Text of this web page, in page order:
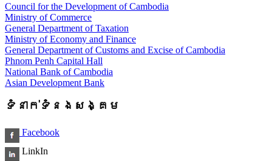
Council for the Development of Cambodia
Ministry of Commerce
General Department of Taxation
Ministry of Economy and Finance
General Department of Customs and Excise of Cambodia
Phnom Penh Capital Hall
National Bank of Cambodia
Asian Development Bank
ទំនាក់ទំនងសង្គម
Facebook
LinkIn